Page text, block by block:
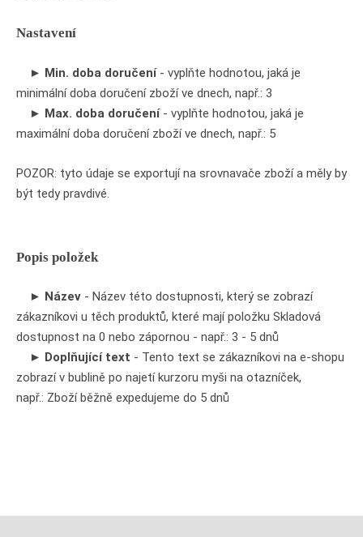
Nastavení
► Min. doba doručení- vyplňte hodnotou, jaká je
minimální doba doručení zboží ve dnech, např.: 3
► Max. doba doručení- vyplňte hodnotou, jaká je
maximální doba doručení zboží ve dnech, např.: 5
POZOR: tyto údaje se exportují na srovnavače zboží a měly by
být tedy pravdivé.
Popis položek
► Název - Název této dostupnosti, který se zobrazí
zákazníkovi u těch produktů, které mají položku Skladová
dostupnost na 0 nebo zápornou - např.: 3 - 5 dnů
► Doplňující text - Tento text se zákazníkovi na e-shopu
zobrazí v bublině po najetí kurzoru myši na otazníček,
např.: Zboží běžně expedujeme do 5 dnů